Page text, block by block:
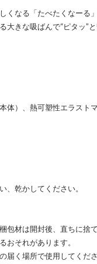
くなる「たべたくなーる
大きな吸ばんで“ピタッ”
体）、熱可塑性エラスト
、乾かしてください。
包材は開封後、直ちに捨
おそれがあります。
届く場所で使用してくださ